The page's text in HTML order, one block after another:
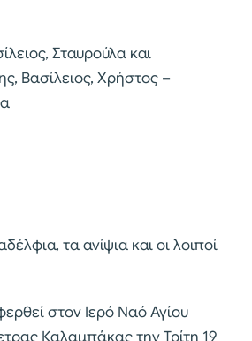
Σταυρούλα και
Βασίλειος, Χρήστος –
τα ανίψια και οι λοιποί
στον Ιερό Ναό Αγίου
Καλαμπάκας την Τρίτη 19